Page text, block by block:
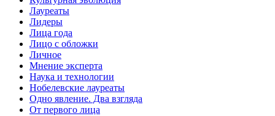
Лауреаты
Лидеры
Лица года
Лицо с обложки
Личное
Мнение эксперта
Наука и технологии
Нобелевские лауреаты
Одно явление. Два взгляда
От первого лица